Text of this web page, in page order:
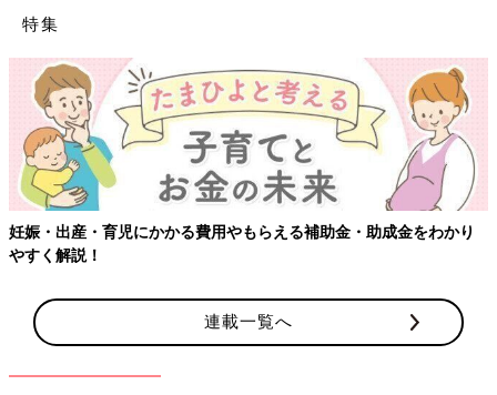
特集
・育児にかかる費用やもらえる補助金・助成金をわかり
！
【ワク
連載一覧へ